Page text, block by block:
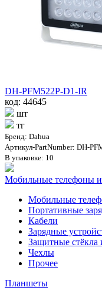
DH-PFM522P-D1-IR
код: 44645
шт
тг
Бренд: Dahua
Артикул-PartNumber: DH-
В упаковке: 10
Мобильные телефоны и
Мобильные
Портативные
Кабели
Зарядные
Защитные стёкла
Чехлы
Прочее
Планшеты